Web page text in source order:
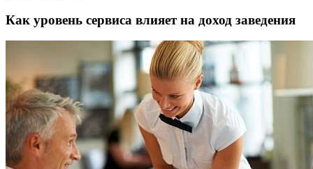
Как уровень сервиса влияет на доход заведения